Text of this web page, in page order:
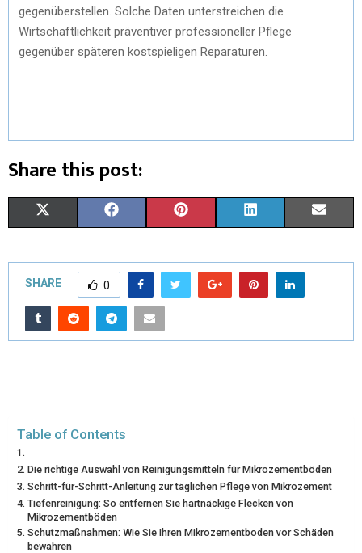
gegenüberstellen. Solche Daten unterstreichen die
Wirtschaftlichkeit präventiver professioneller Pflege
gegenüber späteren kostspieligen Reparaturen.
Share this post:
I
)
C
E
B
N
T
N
K
SHARE 0
Table of Contents
Die richtige Auswahl von Reinigungsmitteln für Mikrozementböden
Schritt-für-Schritt-Anleitung zur täglichen Pflege von Mikrozement
Tiefenreinigung: So entfernen Sie hartnäckige Flecken von
Mikrozementböden
Schutzmaßnahmen: Wie Sie Ihren Mikrozementboden vor Schäden
bewahren